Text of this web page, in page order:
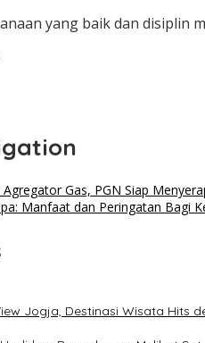
yang baik dan disiplin
Agregator Gas, PGN Siap
Manfaat dan Peringatan Bagi
Jogja, Destinasi Wisata Hits